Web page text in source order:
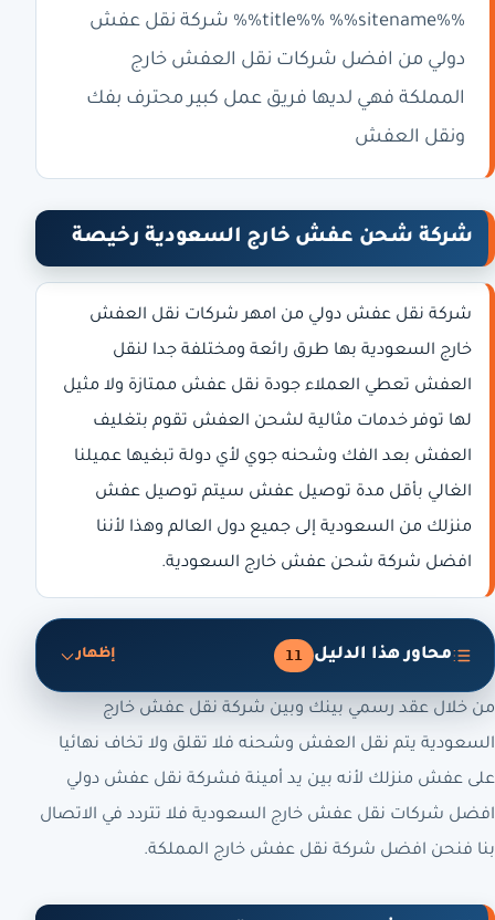
%%title%% %%sitename%% شركة نقل عفش
دولي من افضل شركات نقل العفش خارج
المملكة فهي لديها فريق عمل كبير محترف بفك
ونقل العفش
شركة شحن عفش خارج السعودية رخيصة
شركة نقل عفش دولي من امهر شركات نقل العفش
خارج السعودية بها طرق رائعة ومختلفة جدا لنقل
العفش تعطي العملاء جودة نقل عفش ممتازة ولا مثيل
لها توفر خدمات مثالية لشحن العفش تقوم بتغليف
العفش بعد الفك وشحنه جوي لأي دولة تبغيها عميلنا
الغالي بأقل مدة توصيل عفش سيتم توصيل عفش
منزلك من السعودية إلى جميع دول العالم وهذا لأننا
افضل شركة شحن عفش خارج السعودية.
محاور هذا الدليل 11 إظهار
من خلال عقد رسمي بينك وبين شركة نقل عفش خارج
السعودية يتم نقل العفش وشحنه فلا تقلق ولا تخاف نهائيا
على عفش منزلك لأنه بين يد أمينة فشركة نقل عفش دولي
افضل شركات نقل عفش خارج السعودية فلا تتردد في الاتصال
بنا فنحن افضل شركة نقل عفش خارج المملكة.